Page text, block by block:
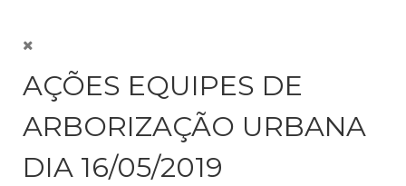
AÇÕES EQUIPES DE
ARBORIZAÇÃO URBANA
DIA 16/05/2019